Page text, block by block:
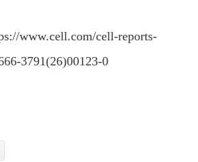
www.cell.com/cell-reports-
3791(26)00123-0